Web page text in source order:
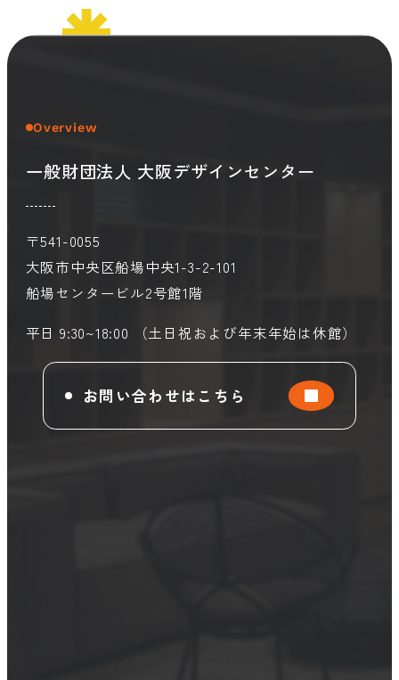
Overview
一般財団法人 大阪デザインセンター
〒541-0055
大阪市中央区船場中央1-3-2-101
船場センタービル2号館1階
平日 9:30~18:00 （土日祝および年末年始は休館）
お問い合わせはこちら